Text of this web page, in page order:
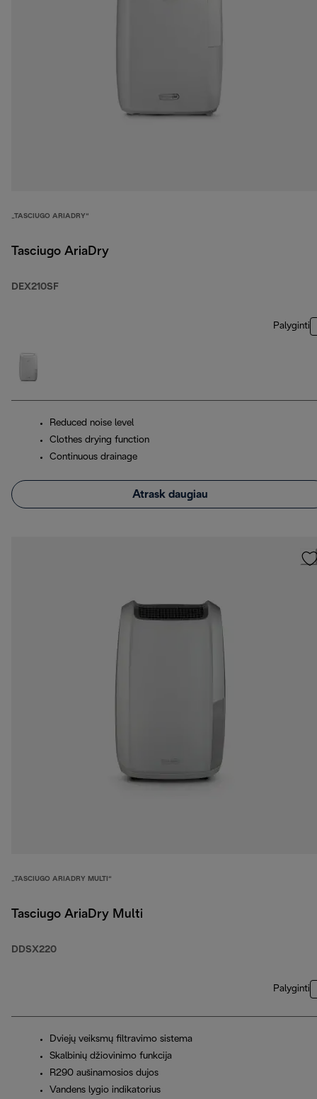
„TASCIUGO ARIADRY“
Tasciugo AriaDry
DEX210SF
Palyginti
Reduced noise level
Clothes drying function
Continuous drainage
Atrask daugiau
„TASCIUGO ARIADRY MULTI“
Tasciugo AriaDry Multi
DDSX220
Palyginti
Dviejų veiksmų filtravimo sistema
Skalbinių džiovinimo funkcija
R290 aušinamosios dujos
Vandens lygio indikatorius